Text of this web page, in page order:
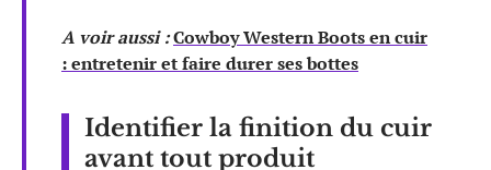
A voir aussi :Cowboy Western Boots en cuir
: entretenir et faire durer ses bottes
Identifier la finition du cuir
avant tout produit